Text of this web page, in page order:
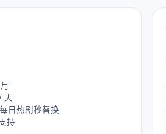
天
日热剧秒替换
持